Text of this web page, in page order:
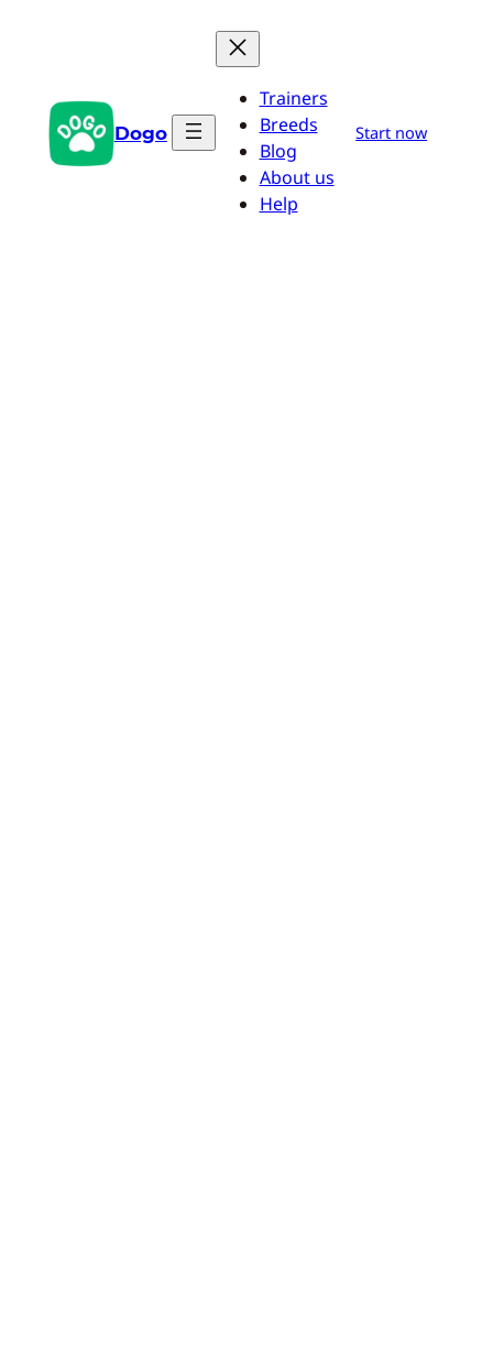
conteúdo Dogo
Trainers
Breeds
Blog
About us
Help
Start now